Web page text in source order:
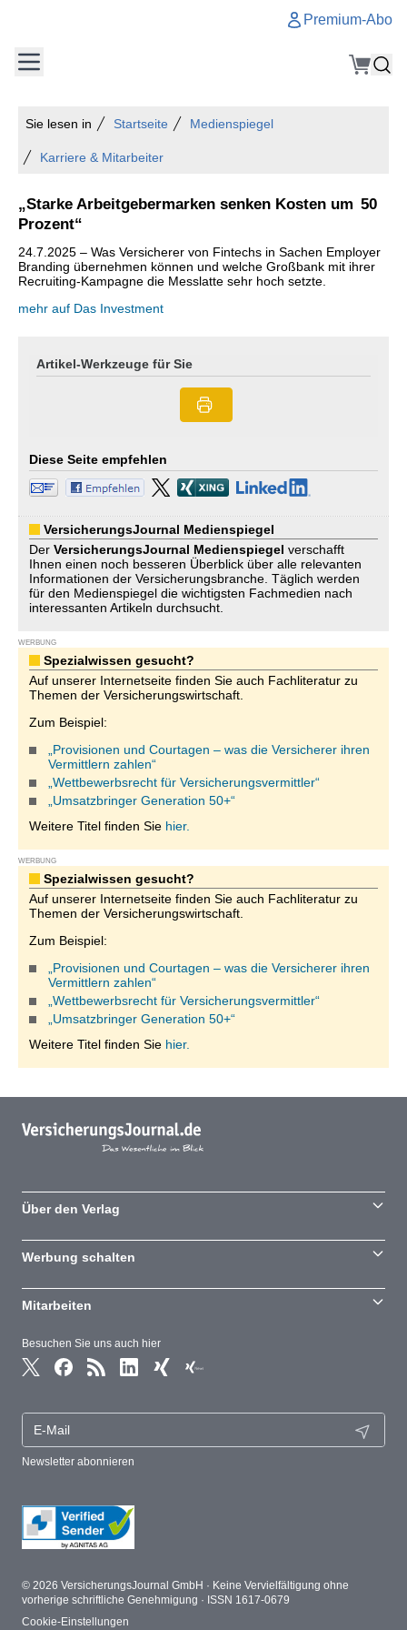
Premium-Abo
Sie lesen in Startseite Medienspiegel
Karriere & Mitarbeiter
„Starke Arbeitgebermarken senken Kosten um 50
Prozent“
24.7.2025 – Was Versicherer von Fintechs in Sachen Employer
Branding übernehmen können und welche Großbank mit ihrer
Recruiting-Kampagne die Messlatte sehr hoch setzte.
mehr auf Das Investment
Artikel-Werkzeuge für Sie
Diese Seite empfehlen
VersicherungsJournal Medienspiegel
Der VersicherungsJournal Medienspiegel verschafft
Ihnen einen noch besseren Überblick über alle relevanten
Informationen der Versicherungsbranche. Täglich werden
für den Medienspiegel die wichtigsten Fachmedien nach
interessanten Artikeln durchsucht.
WERBUNG
Spezialwissen gesucht?
Auf unserer Internetseite finden Sie auch Fachliteratur zu
Themen der Versicherungswirtschaft.
Zum Beispiel:
„Provisionen und Courtagen – was die Versicherer ihren
Vermittlern zahlen“
„Wettbewerbsrecht für Versicherungsvermittler“
„Umsatzbringer Generation 50+“
Weitere Titel finden Sie hier.
WERBUNG
Spezialwissen gesucht?
Auf unserer Internetseite finden Sie auch Fachliteratur zu
Themen der Versicherungswirtschaft.
Zum Beispiel:
„Provisionen und Courtagen – was die Versicherer ihren
Vermittlern zahlen“
„Wettbewerbsrecht für Versicherungsvermittler“
„Umsatzbringer Generation 50+“
Weitere Titel finden Sie hier.
Besuchen Sie uns auch hier
Newsletter abonnieren
Über den Verlag
Werbung schalten
Mitarbeiten
© 2026 VersicherungsJournal GmbH · Keine Vervielfältigung ohne
vorherige schriftliche Genehmigung · ISSN 1617-0679
Cookie-Einstellungen